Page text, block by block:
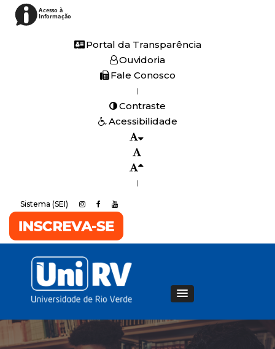
Acesso à
Informação
Portal da Transparência
Ouvidoria
Fale Conosco
|
Contraste
Acessibilidade
|
Sistema (SEI)